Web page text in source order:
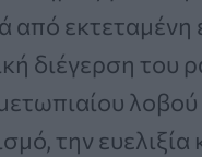
από εκτεταμένη
διέγερση του
λοβού
την